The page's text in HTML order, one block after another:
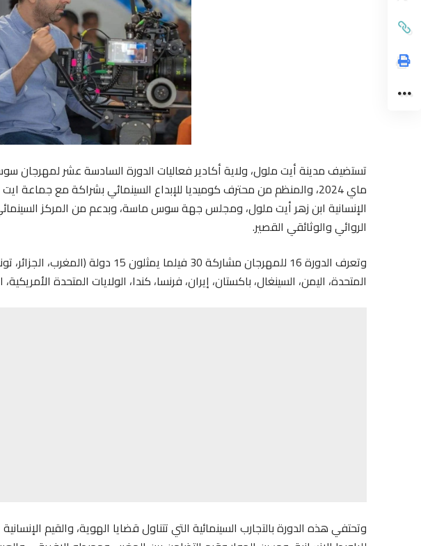
ماي 2024، والمنظم من محترف كوميديا للإبداع السينمائي بشراكة مع جماعة
الإنسانية ابن زهر أيت ملول، ومجلس جهة سوس ماسة، وبدعم من المركز
الروائي والوثائقي القصير.
وتعرف الدورة 16 للمهرجان مشاركة 30 فيلما
المتحدة، اليمن، السينغال، باكستان، إيران، فرنسا، كندا، الولايات المتحدة الأمريكية،
وتحتفي هذه الدورة بالتجارب السينمائية التي تتناول قضايا الهوية، والقيم